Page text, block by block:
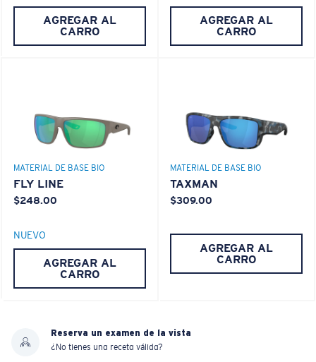
AGREGAR AL
CARRO
AGREGAR AL
CARRO
MATERIAL DE BASE BIO
FLY LINE
$248.00
NUEVO
AGREGAR AL
CARRO
MATERIAL DE BASE BIO
TAXMAN
$309.00
AGREGAR AL
CARRO
Reserva un examen de la vista
¿No tienes una receta válida?